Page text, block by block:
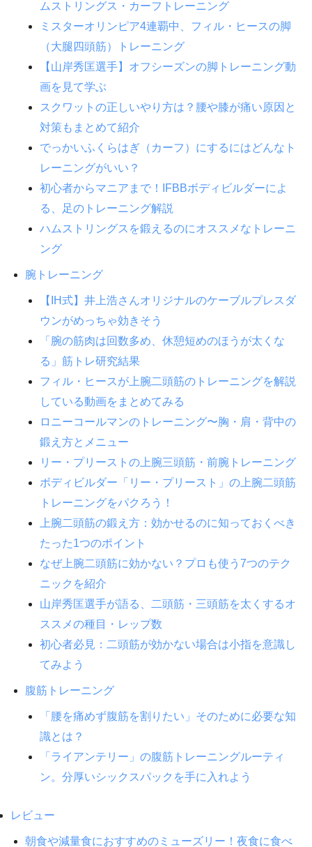
ムストリングス・カーフトレーニング
ミスターオリンピア4連覇中、フィル・ヒースの脚
（大腿四頭筋）トレーニング
【山岸秀匡選手】オフシーズンの脚トレーニング動
画を見て学ぶ
スクワットの正しいやり方は？腰や膝が痛い原因と
対策もまとめて紹介
でっかいふくらはぎ（カーフ）にするにはどんなト
レーニングがいい？
初心者からマニアまで！IFBBボディビルダーによ
る、足のトレーニング解説
ハムストリングスを鍛えるのにオススメなトレーニ
ング
腕トレーニング
【IH式】井上浩さんオリジナルのケーブルプレスダ
ウンがめっちゃ効きそう
「腕の筋肉は回数多め、休憩短めのほうが太くな
る」筋トレ研究結果
フィル・ヒースが上腕二頭筋のトレーニングを解説
している動画をまとめてみる
ロニーコールマンのトレーニング〜胸・肩・背中の
鍛え方とメニュー
リー・プリーストの上腕三頭筋・前腕トレーニング
ボディビルダー「リー・プリースト」の上腕二頭筋
トレーニングをパクろう！
上腕二頭筋の鍛え方：効かせるのに知っておくべき
たった1つのポイント
なぜ上腕二頭筋に効かない？プロも使う7つのテク
ニックを紹介
山岸秀匡選手が語る、二頭筋・三頭筋を太くするオ
ススメの種目・レップ数
初心者必見：二頭筋が効かない場合は小指を意識し
てみよう
腹筋トレーニング
「腰を痛めず腹筋を割りたい」そのために必要な知
識とは？
「ライアンテリー」の腹筋トレーニングルーティ
ン。分厚いシックスパックを手に入れよう
レビュー
朝食や減量食におすすめのミューズリー！夜食に食べ